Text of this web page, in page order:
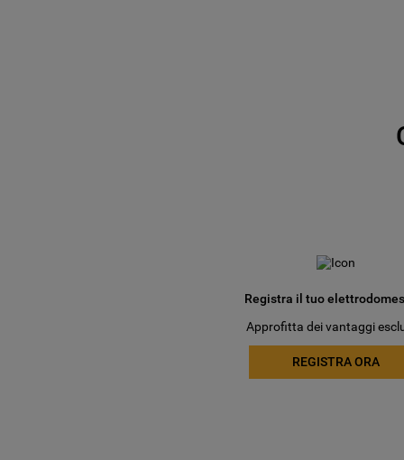
Registra il tuo
Approfitta dei vantaggi
REGISTRA ORA